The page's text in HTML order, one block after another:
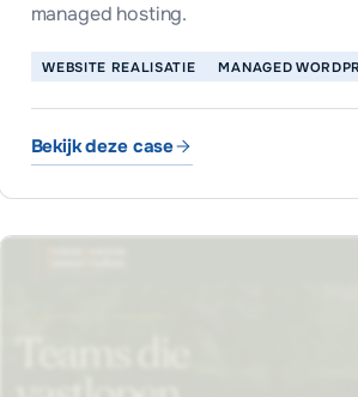
managed hosting.
WEBSITE REALISATIE MANAGED
Bekijk deze case
ABC Metaal Recycling